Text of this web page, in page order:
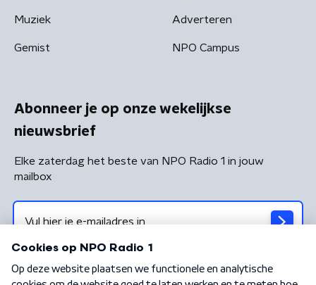
Muziek
Gemist
Adverteren
NPO Campus
Abonneer je op onze wekelijkse
nieuwsbrief
Elke zaterdag het beste van NPO Radio 1 in jouw
mailbox